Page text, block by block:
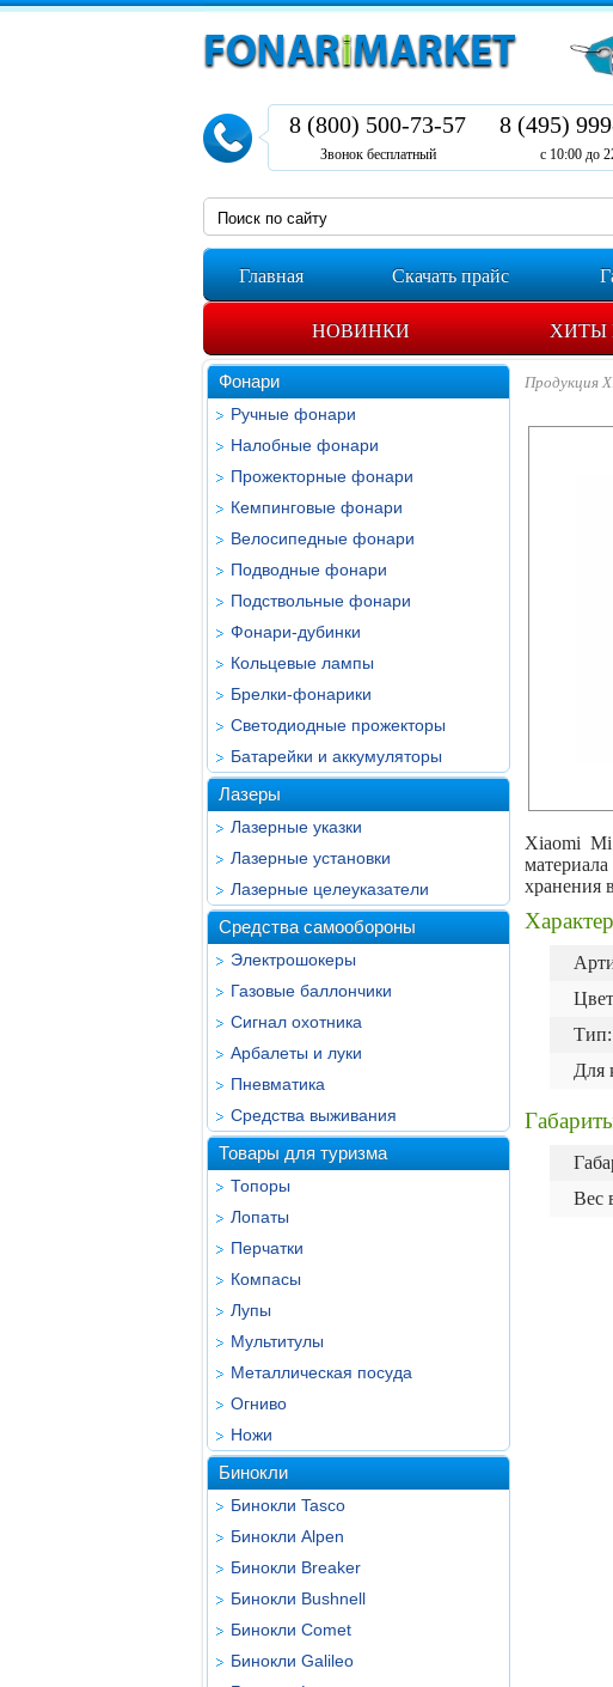
8 (800) 500-73-57
Звонок бесплатный
8 (495)
с 10:00 до
Главная Скачать прайс
НОВИНКИ ХИТЫ
Фонари
Ручные фонари
Налобные фонари
Прожекторные фонари
Кемпинговые фонари
Велосипедные фонари
Подводные фонари
Подствольные фонари
Фонари-дубинки
Кольцевые лампы
Брелки-фонарики
Светодиодные прожекторы
Батарейки и аккумуляторы
Лазеры
Лазерные указки
Лазерные установки
Лазерные целеуказатели
Средства самообороны
Электрошокеры
Газовые баллончики
Сигнал охотника
Арбалеты и луки
Пневматика
Средства выживания
Товары для туризма
Топоры
Лопаты
Перчатки
Компасы
Лупы
Мультитулы
Металлическая посуда
Огниво
Ножи
Бинокли
Бинокли Tasco
Бинокли Alpen
Бинокли Breaker
Бинокли Bushnell
Бинокли Comet
Бинокли Galileo
Продукция
Xiaomi
хранения
Тип:
Для
Вес